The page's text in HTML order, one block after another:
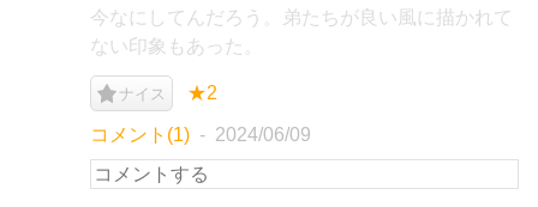
今なにしてんだろう。弟たちが良い風に描かれて
ない印象もあった。
ナイス ★2
コメント(1) 2024/06/09